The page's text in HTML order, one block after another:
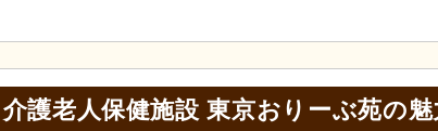
介護老人保健施設 東京おりーぶ苑の